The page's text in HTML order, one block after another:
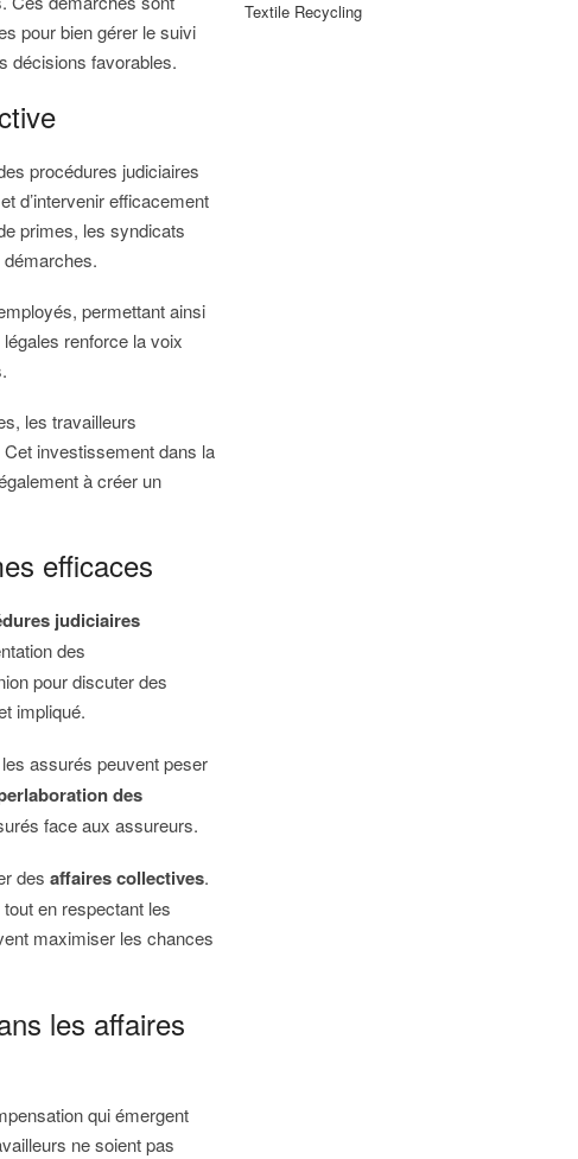
pour bien gérer le suivi
décisions favorables.
procédures judiciaires
d’intervenir efficacement
primes, les syndicats
permettant ainsi
renforce la voix
les travailleurs
investissement dans la
à créer un
efficaces
judiciaires
des
pour discuter des
impliqué.
assurés peuvent peser
des
face aux assureurs.
desaffaires collectives.
en respectant les
maximiser les chances
les affaires
qui émergent
ne soient pas
Textile Recycling